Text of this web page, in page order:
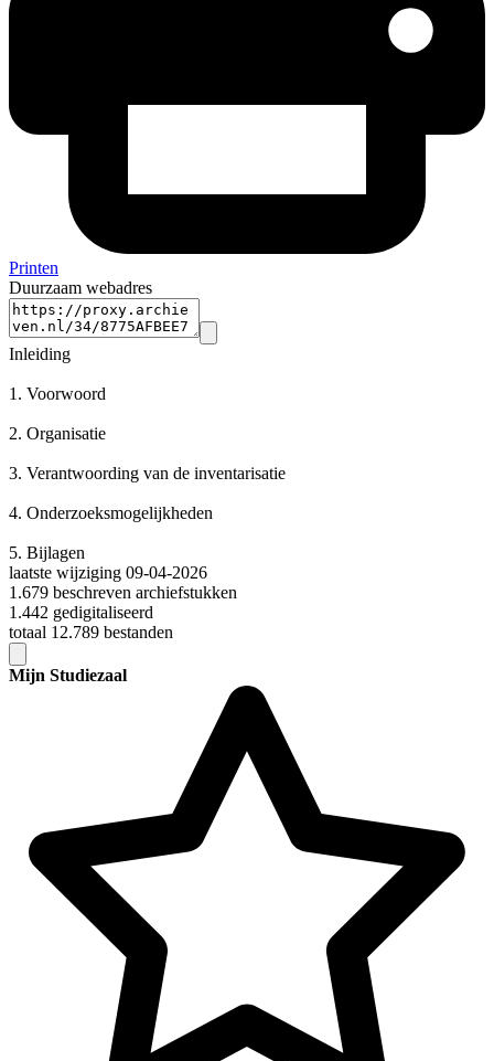
Printen
Duurzaam webadres
Inleiding
1. Voorwoord
2. Organisatie
3. Verantwoording van de inventarisatie
4. Onderzoeksmogelijkheden
5. Bijlagen
laatste wijziging 09-04-2026
1.679 beschreven archiefstukken
1.442 gedigitaliseerd
totaal 12.789 bestanden
Mijn Studiezaal